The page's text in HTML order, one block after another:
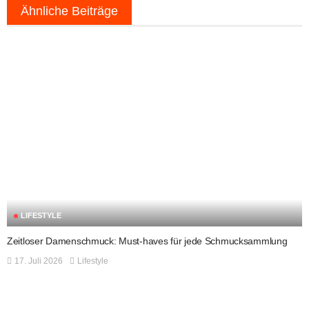
Ähnliche Beiträge
LIFESTYLE
Zeitloser Damenschmuck: Must-haves für jede Schmucksammlung
17. Juli 2026 Lifestyle